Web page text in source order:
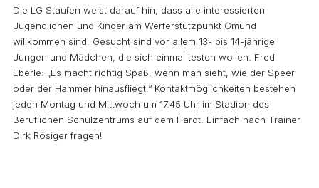
Die LG Staufen weist darauf hin, dass alle interessierten
Jugendlichen und Kinder am Werferstützpunkt Gmünd
willkommen sind. Gesucht sind vor allem 13- bis 14-jährige
Jungen und Mädchen, die sich einmal testen wollen. Fred
Eberle: „Es macht richtig Spaß, wenn man sieht, wie der Speer
oder der Hammer hinausfliegt!“ Kontaktmöglichkeiten bestehen
jeden Montag und Mittwoch um 17.45 Uhr im Stadion des
Beruflichen Schulzentrums auf dem Hardt. Einfach nach Trainer
Dirk Rösiger fragen!